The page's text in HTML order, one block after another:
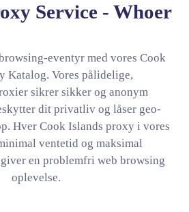
Service - Whoer
eventyr med vores Cook
Katalog. Vores pålidelige,
sikrer sikker og anonym
dit privatliv og låser geo-
Hver Cook Islands proxy i vores
ventetid og maksimal
en problemfri web browsing
oplevelse.